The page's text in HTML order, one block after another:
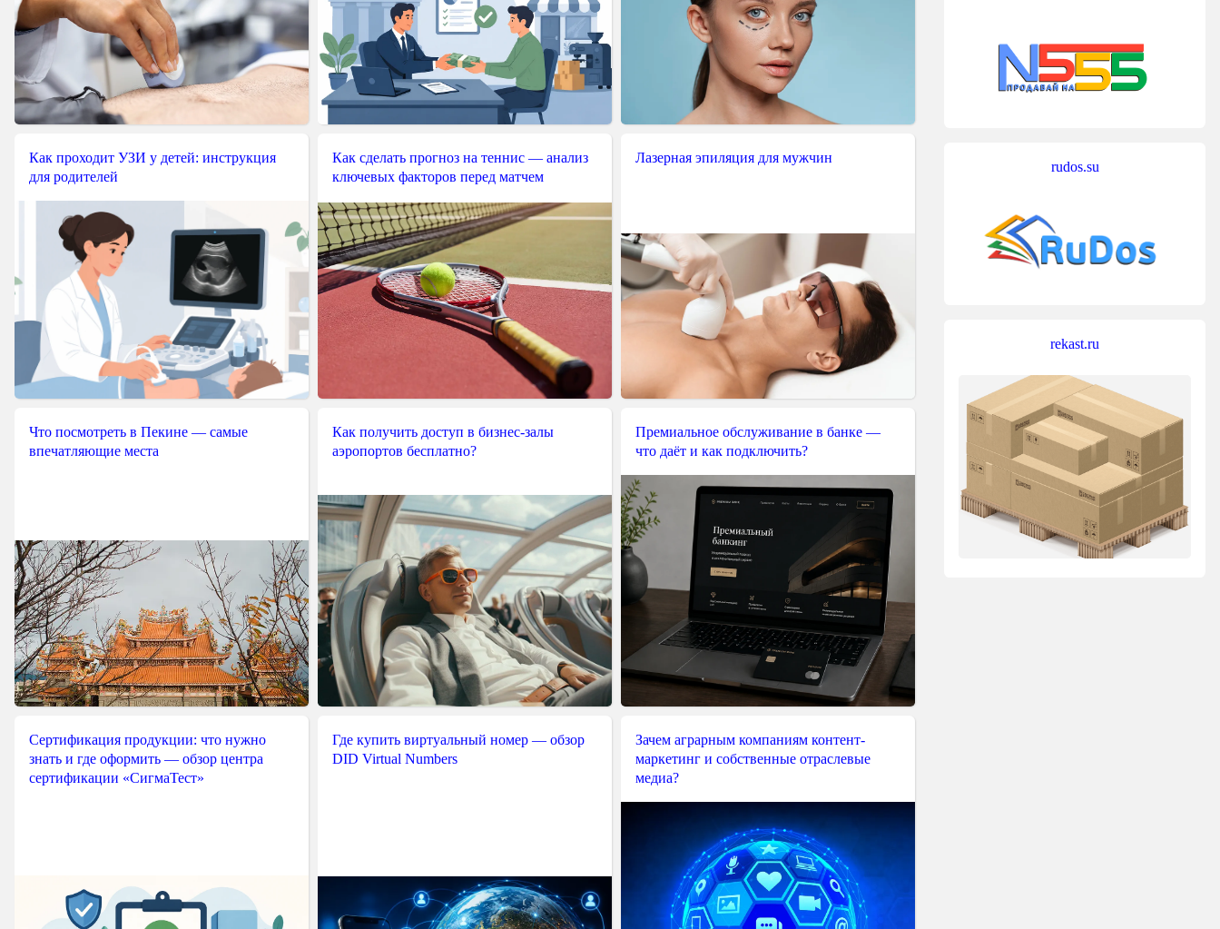
Как проходит УЗИ у детей: инструкция
для родителей
Как сделать прогноз на теннис — анализ
ключевых факторов перед матчем
Лазерная эпиляция для мужчин
Что посмотреть в Пекине — самые
впечатляющие места
Как получить доступ в бизнес-залы
аэропортов бесплатно?
Премиальное обслуживание в банке —
что даёт и как подключить?
Сертификация продукции: что нужно
знать и где оформить — обзор центра
сертификации «СигмаТест»
Где купить виртуальный номер — обзор
DID Virtual Numbers
Зачем аграрным компаниям контент-
маркетинг и собственные отраслевые
медиа?
rudos.su
rekast.ru